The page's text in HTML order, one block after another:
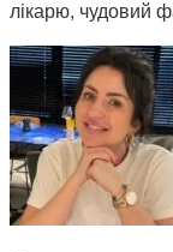
лікарю, чудовий